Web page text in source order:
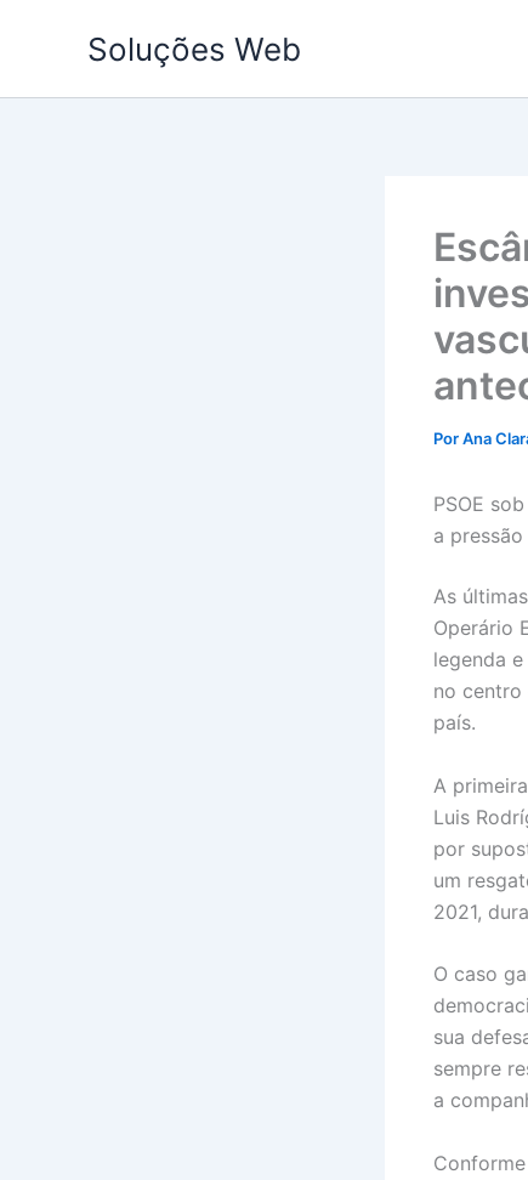
Soluções Web
PorAna
PSOE
a
As
Operário
legenda
no centro
país.
A
Luis
por
um
2021,
O caso
sua
sempre
a